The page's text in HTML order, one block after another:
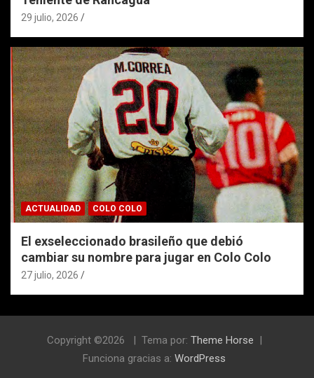
29 julio, 2026
ACTUALIDAD COLO COLO
El exseleccionado brasileño que debió
cambiar su nombre para jugar en Colo Colo
27 julio, 2026
Copyright ©2026 Tema por: Theme Horse
Funciona gracias a: WordPress